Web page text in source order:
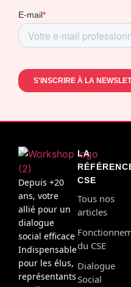
Depuis +20
ans, votre
allié pour un
dialogue
social efficace
Indispensable
pour les élus,
représentants
LA
CSE
Tous nos
articles
du CSE
Dialogue
Social